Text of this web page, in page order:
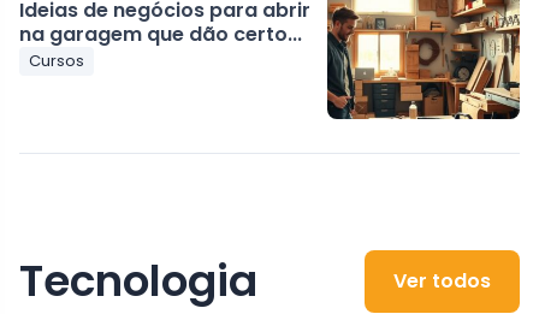
Ideias de negócios para abrir
na garagem que dão certo...
Cursos
Tecnologia Ver todos